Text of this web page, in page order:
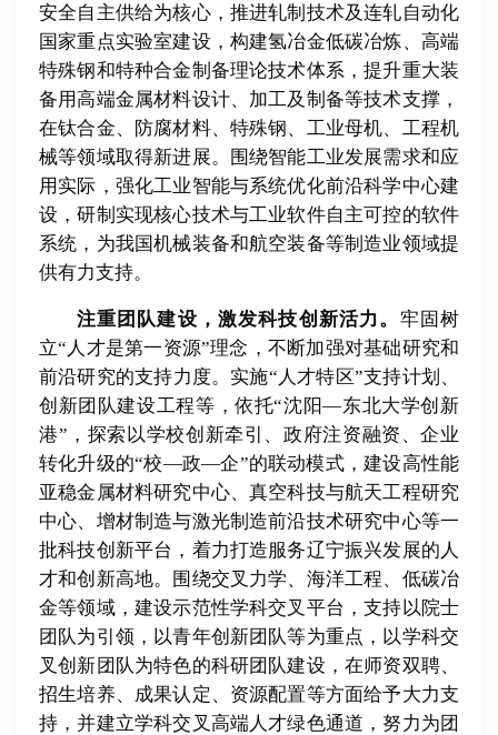
安全自主供给为核心，推进轧制技术及连轧自动化
国家重点实验室建设，构建氢冶金低碳冶炼、高端
特殊钢和特种合金制备理论技术体系，提升重大装
备用高端金属材料设计、加工及制备等技术支撑，
在钛合金、防腐材料、特殊钢、工业母机、工程机
械等领域取得新进展。围绕智能工业发展需求和应
用实际，强化工业智能与系统优化前沿科学中心建
设，研制实现核心技术与工业软件自主可控的软件
系统，为我国机械装备和航空装备等制造业领域提
供有力支持。
注重团队建设，激发科技创新活力。 牢固树
立“人才是第一资源”理念，不断加强对基础研究和
前沿研究的支持力度。实施“人才特区”支持计划、
创新团队建设工程等，依托“沈阳—东北大学创新
港”，探索以学校创新牵引、政府注资融资、企业
转化升级的“校—政—企”的联动模式，建设高性能
亚稳金属材料研究中心、真空科技与航天工程研究
中心、增材制造与激光制造前沿技术研究中心等一
批科技创新平台，着力打造服务辽宁振兴发展的人
才和创新高地。围绕交叉力学、海洋工程、低碳冶
金等领域，建设示范性学科交叉平台，支持以院士
团队为引领，以青年创新团队等为重点，以学科交
叉创新团队为特色的科研团队建设，在师资双聘、
招生培养、成果认定、资源配置等方面给予大力支
持，并建立学科交叉高端人才绿色通道，努力为团